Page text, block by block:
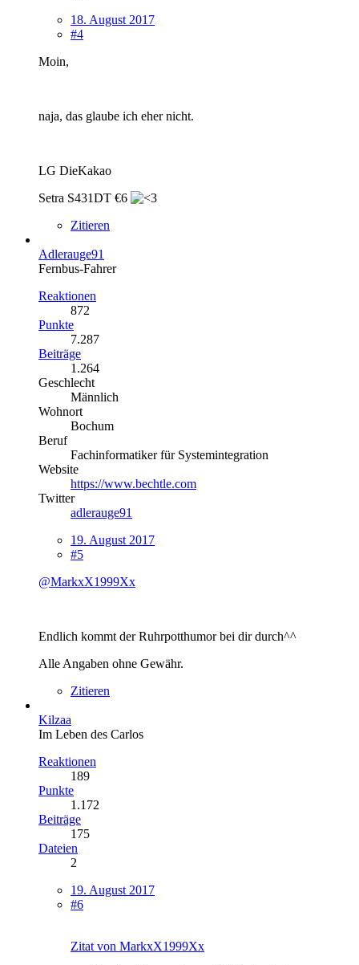
18. August 2017
#4
Moin,
naja, das glaube ich eher nicht.
LG DieKakao
Setra S431DT €6
Zitieren
Adlerauge91
Fernbus-Fahrer
Reaktionen
872
Punkte
7.287
Beiträge
1.264
Geschlecht
Männlich
Wohnort
Bochum
Beruf
Fachinformatiker für Systemintegration
Website
https://www.bechtle.com
Twitter
adlerauge91
19. August 2017
#5
@MarkxX1999Xx
Endlich kommt der Ruhrpotthumor bei dir durch^^
Alle Angaben ohne Gewähr.
Zitieren
Kilzaa
Im Leben des Carlos
Reaktionen
189
Punkte
1.172
Beiträge
175
Dateien
2
19. August 2017
#6
Zitat von MarkxX1999Xx